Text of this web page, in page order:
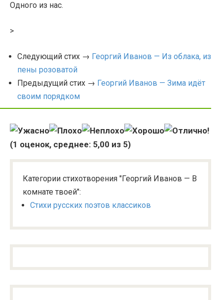
Одного из нас.
>
Следующий стих → Георгий Иванов — Из облака, из
пены розоватой
Предыдущий стих → Георгий Иванов — Зима идёт
своим порядком
(1 оценок, среднее: 5,00 из 5)
Категории стихотворения "Георгий Иванов — В
комнате твоей":
Стихи русских поэтов классиков